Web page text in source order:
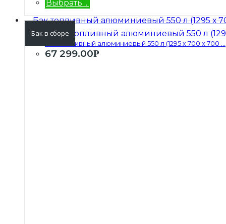
Выбрать ...
Бак в сборе
Бак топливный алюминиевый 550 л (1295 х 700 х 700 ...
67 299.00Р